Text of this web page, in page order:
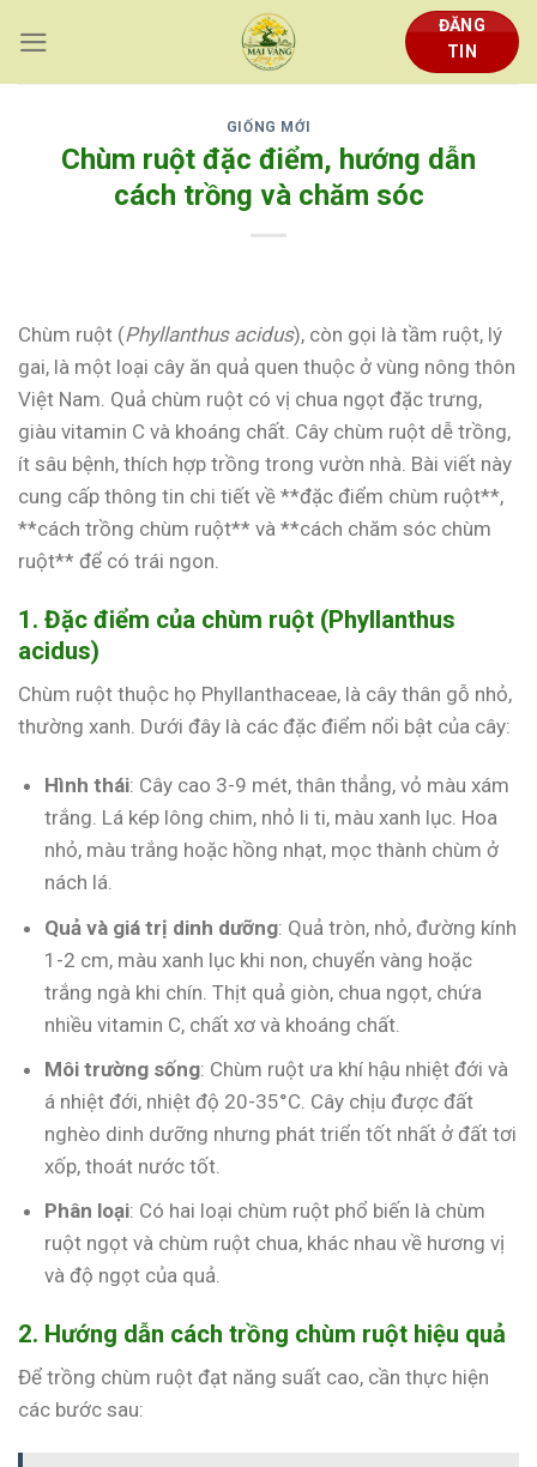
content
ĐĂNG
TIN
GIỐNG MỚI
Chùm ruột đặc điểm, hướng dẫn
cách trồng và chăm sóc
Chùm ruột (Phyllanthus acidus), còn gọi là tầm ruột, lý
gai, là một loại cây ăn quả quen thuộc ở vùng nông thôn
Việt Nam. Quả chùm ruột có vị chua ngọt đặc trưng,
giàu vitamin C và khoáng chất. Cây chùm ruột dễ trồng,
ít sâu bệnh, thích hợp trồng trong vườn nhà. Bài viết này
cung cấp thông tin chi tiết về **đặc điểm chùm ruột**,
**cách trồng chùm ruột** và **cách chăm sóc chùm
ruột** để có trái ngon.
1. Đặc điểm của chùm ruột (Phyllanthus
acidus)
Chùm ruột thuộc họ Phyllanthaceae, là cây thân gỗ nhỏ,
thường xanh. Dưới đây là các đặc điểm nổi bật của cây:
Hình thái: Cây cao 3-9 mét, thân thẳng, vỏ màu xám
trắng. Lá kép lông chim, nhỏ li ti, màu xanh lục. Hoa
nhỏ, màu trắng hoặc hồng nhạt, mọc thành chùm ở
nách lá.
Quả và giá trị dinh dưỡng: Quả tròn, nhỏ, đường kính
1-2 cm, màu xanh lục khi non, chuyển vàng hoặc
trắng ngà khi chín. Thịt quả giòn, chua ngọt, chứa
nhiều vitamin C, chất xơ và khoáng chất.
Môi trường sống: Chùm ruột ưa khí hậu nhiệt đới và
á nhiệt đới, nhiệt độ 20-35°C. Cây chịu được đất
nghèo dinh dưỡng nhưng phát triển tốt nhất ở đất tơi
xốp, thoát nước tốt.
Phân loại: Có hai loại chùm ruột phổ biến là chùm
ruột ngọt và chùm ruột chua, khác nhau về hương vị
và độ ngọt của quả.
2. Hướng dẫn cách trồng chùm ruột hiệu quả
Để trồng chùm ruột đạt năng suất cao, cần thực hiện
các bước sau: